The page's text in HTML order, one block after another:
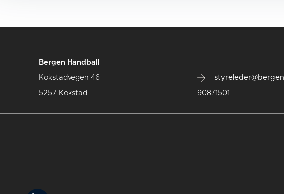
Bergen Håndball
Kokstadvegen 46
5257 Kokstad 90871501